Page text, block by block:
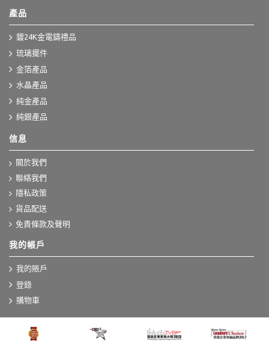
產品
鍍24K金電鑄禮品
琉璃擺件
金箔產品
水晶產品
純金產品
純銀產品
信息
關於我們
聯絡我們
隱私政策
貨品配送
免責條款及聲明
我的帳戶
我的賬戶
登錄
購物車